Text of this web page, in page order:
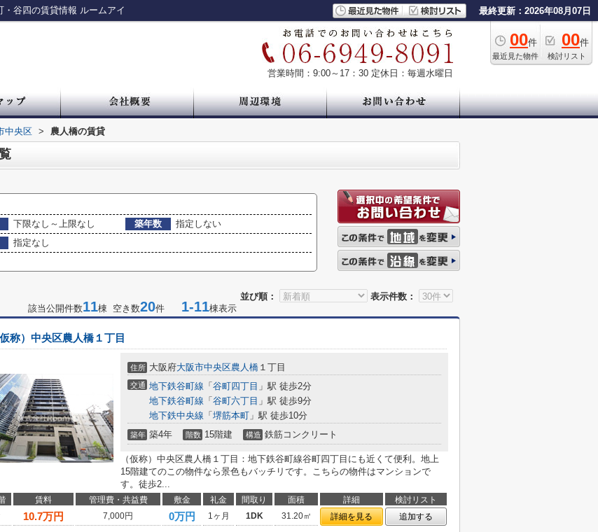
谷四の賃貸情報 ルームアイ 最終更新：2026年08月07日
00件
最近見た物件
00件
検討リスト
営業時間：9:00～17：30 定休日：毎週水曜日
中央区 > 農人橋の賃貸
下限なし～上限なし 築年数
指定しない
指定なし
並び順：
表示件数：
該当公開件数11棟 空き数20件 1-11棟表示
仮称）中央区農人橋１丁目
住所 大阪府大阪市中央区農人橋 １丁目
交通 地下鉄谷町線 「 谷町四丁目 」駅 徒歩2分
地下鉄谷町線 「 谷町六丁目 」駅 徒歩9分
地下鉄中央線 「 堺筋本町 」駅 徒歩10分
築年 築4年 階数 15階建 構造 鉄筋コンクリート
（仮称）中央区農人橋１丁目：地下鉄谷町線谷町四丁目にも近くて便利。地上
15階建てのこの物件なら景色もバッチリです。こちらの物件はマンションで
す。徒歩2...
賃料 管理費・共益費 敷金 礼金 間取り 面積 詳細
検討リスト
10.7万円 7,000円 0万円 1ヶ月 1DK 31.20㎡ 詳細を見る 追加する